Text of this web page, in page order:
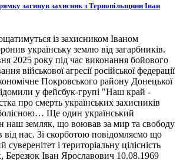
загинув захисник з Тернопільщини Іван
із захисником Іваном
українську землю від загарбників.
2025 року під час виконання бойового
військової агресії російської федерації
Покровського району Донецької
у фейсбук-групі "Наш край -
про смерть українських захисників
Ще один український
наш земляк, що воював за мир та свободу
від нас. Зі скорботою повідомляємо що
і територіальну цілісність
Березюк Іван Ярославович 10.08.1969